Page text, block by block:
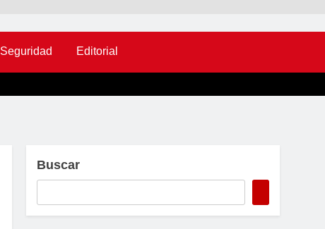
Seguridad Editorial
Buscar